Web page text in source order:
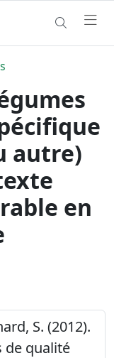
autre)
en
S. (2012).
de qualité